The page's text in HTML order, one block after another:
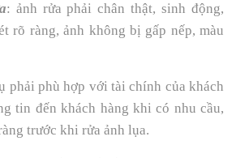
: ảnh rửa phải chân thật, sinh động,
rõ ràng, ảnh không bị gấp nếp, màu
phải phù hợp với tài chính của khách
tin đến khách hàng khi có nhu cầu,
trước khi rửa ảnh lụa.